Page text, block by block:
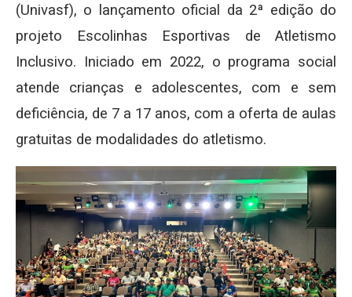
(Univasf), o lançamento oficial da 2ª edição do
projeto Escolinhas Esportivas de Atletismo
Inclusivo. Iniciado em 2022, o programa social
atende crianças e adolescentes, com e sem
deficiência, de 7 a 17 anos, com a oferta de aulas
gratuitas de modalidades do atletismo.